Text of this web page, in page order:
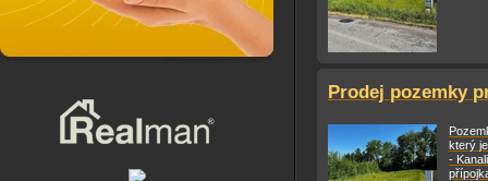
Prodej pozemky
který
-